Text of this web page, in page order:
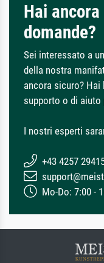
Hai ancora
domande?
Sei interessato a
della nostra
ancora sicuro?
supporto o di aiuto
I nostri esperti
+43 4257
Mo-Do: 7:00 -